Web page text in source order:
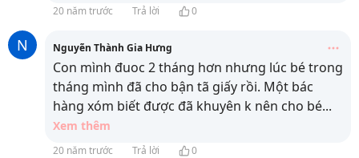
20 năm trước Trả lời 0
N Nguyẽn Thành Gia Hưng
Con mình đuoc 2 tháng hơn nhưng lúc bé trong
tháng mình đã cho bận tã giấy rồi. Một bác
hàng xóm biết được đã khuyên k nên cho bé...
Xem thêm
20 năm trước Trả lời 0